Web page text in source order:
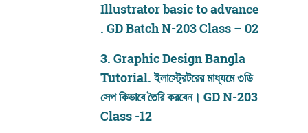
Illustrator basic to advance
. GD Batch N-203 Class – 02
3. Graphic Design Bangla
Tutorial. ইলাস্ট্রেটরের মাধ্যমে ৩ডি
সেপ কিভাবে তৈরি করবেন। GD N-203
Class -12